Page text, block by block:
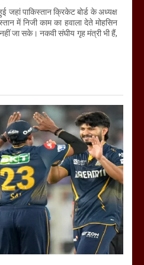
जहां पाकिस्तान क्रिकेट बोर्ड के अध्यक्ष
में निजी काम का हवाला देते मोहसिन
जा सके। नकवी संघीय गृह मंत्री भी हैं,